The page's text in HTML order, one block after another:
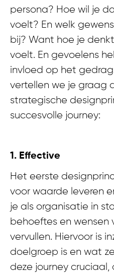
persona? Hoe wil je
voelt? En welk
bij? Want hoe je
voelt. En gevoelens
invloed op het
vertellen we je graag
strategische
succesvolle journey:
1. Effective
Het eerste
voor waarde leveren
je als organisatie in
behoeftes en wensen
vervullen. Hiervoor is
doelgroep is en wat
deze journey